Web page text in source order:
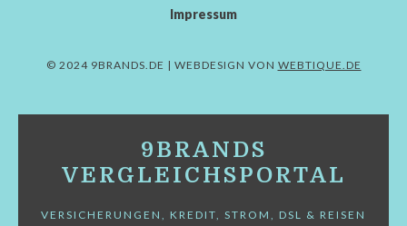
Impressum
© 2024 9BRANDS.DE | WEBDESIGN VON WEBTIQUE.DE
9BRANDS
VERGLEICHSPORTAL
VERSICHERUNGEN, KREDIT, STROM, DSL & REISEN